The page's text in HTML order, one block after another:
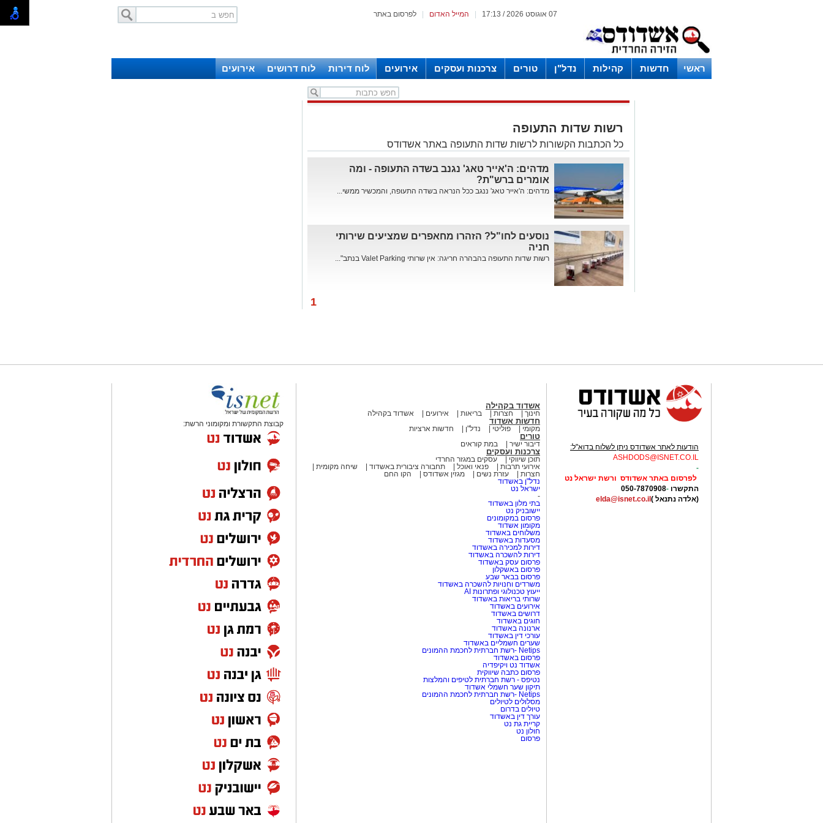
לפרסום באתר המייל האדום 07 אוגוסט 2026 / 17:13
ראשי חדשות קהילות נדל"ן טורים צרכנות ועסקים אירועים לוח דירות לוח דרושים אירועים
רשות שדות התעופה
כל הכתבות הקשורות לרשות שדות התעופה באתר אשדודס
מדהים: ה'אייר טאג' נגנב בשדה התעופה - ומה
אומרים ברש"ת?
מדהים: ה'אייר טאג' ננגב ככל הנראה בשדה התעופה, והמכשיר ממשי...
נוסעים לחו"ל? הזהרו מחאפרים שמציעים שירותי
חניה
רשות שדות התעופה בהבהרה חריגה: אין שרותי Valet Parking בנתב"...
1
הודעות לאתר אשדודס ניתן לשלוח בדוא"ל:
ASHDODS@ISNET.CO.IL
-
לפרסום באתר אשדודס ורשת ישראל נט
התקשרו -
050-7870908
(אלדה נתנאל )elda@isnet.co.il
אשדוד בקהילה
חינוך חצרות בריאות אירועים אשדוד בקהילה
חדשות אשדוד
מקומי פוליטי נדל"ן חדשות ארציות
טורים
דיבור ישיר במת קוראים
צרכנות ועסקים
תוכן שיווקי
עסקים במגזר החרדי
אירועי תרבות
פנאי ואוכל תחבורה ציבורית באשדוד
שיחה מקומית
חצרות
עזרת נשים מגזין אשדודס
הקו החם
נדל"ן באשדוד
ישראל נט
-
בתי מלון באשדוד
יישובניק נט
פרסום במקומונים
מקומון אשדוד
משלוחים באשדוד
מסעדות באשדוד
דירות למכירה באשדוד
דירות להשכרה באשדוד
פרסום עסק באשדוד
פרסום באשקלון
פרסום בבאר שבע
משרדים וחנויות להשכרה באשדוד
ייעוץ טכנולוגי ופתרונות AI
שרותי בריאות באשדוד
אירועים באשדוד
דרושים באשדוד
חוגים באשדוד
ארנונה באשדוד
עורכי דין באשדוד
שערים חשמליים באשדוד
Netips -רשת חברתית לחכמת ההמונים
פרסום באשדוד
אשדוד נט ויקיפדיה
פרסום כתבה שיווקית
נטיפס - רשת חברתית לטיפים והמלצות
תיקון שער חשמלי אשדוד
Netips -רשת חברתית לחכמת ההמונים
מסלולים לטיולים
טיולים בדרום
עורך דין באשדוד
קריית גת נט
חולון נט
פרסום
קבוצת התקשורת ומקומוני הרשת: